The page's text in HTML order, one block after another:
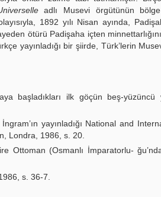
adlı Musevi örgütünün bölge
1892 yılı Nisan ayında,
ötürü Padişaha içten
yayınladığı bir şiirde, Türk’lerin
başladıkları ilk göçün beş-
yayınladığı National and
Londra, 1986, s. 20.
Ottoman (Osmanlı İmparatorlu-
s. 36-7.